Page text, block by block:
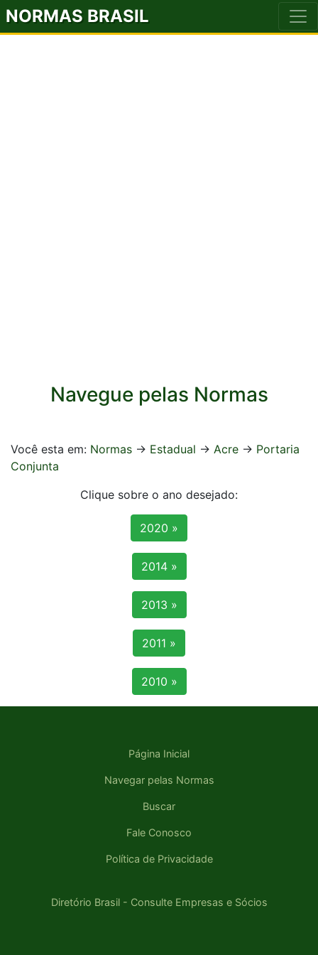
NORMAS BRASIL
Navegue pelas Normas
Você esta em: Normas -> Estadual -> Acre -> Portaria
Conjunta
Clique sobre o ano desejado:
2020 »
2014 »
2013 »
2011 »
2010 »
Página Inicial
Navegar pelas Normas
Buscar
Fale Conosco
Política de Privacidade
Diretório Brasil - Consulte Empresas e Sócios